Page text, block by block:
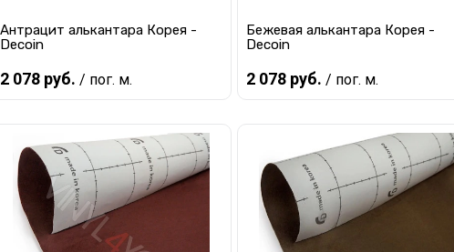
Антрацит алькантара Корея -
Decoin
2 078 руб. / пог. м.
Предзаказ
Купить в 1 клик К сравнению
В избранное
Бежевая алькантара Корея -
Decoin
2 078 руб. / пог. м.
Предзаказ
Купить в 1 клик К сравнению
В избранное